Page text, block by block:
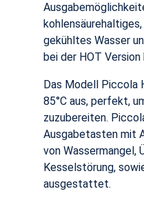
gekühltes Wasser
bei der HOT Version
Das Modell Piccola
85°C aus, perfekt,
zuzubereiten.
Ausgabetasten mit
von Wassermangel,
Kesselstörung,
ausgestattet.